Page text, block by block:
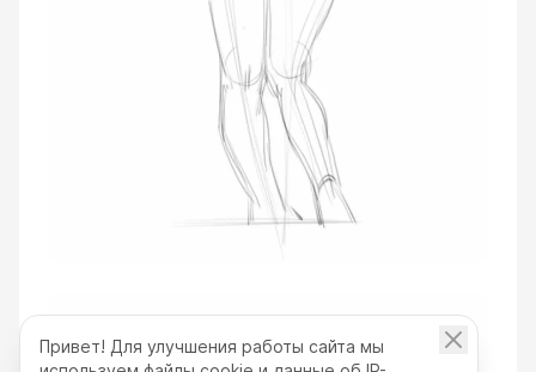
Привет! Для улучшения работы сайта мы